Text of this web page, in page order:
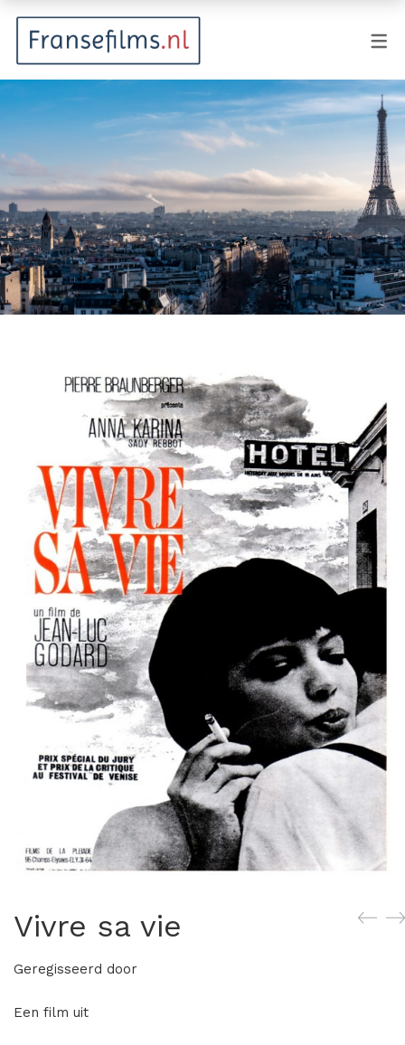
Animatie
Documentaire
Drama
Fantasy
Horror
Oorlogsfilm
Romantische komedie
Thriller
Vivre sa vie
Geregisseerd door
Een film uit